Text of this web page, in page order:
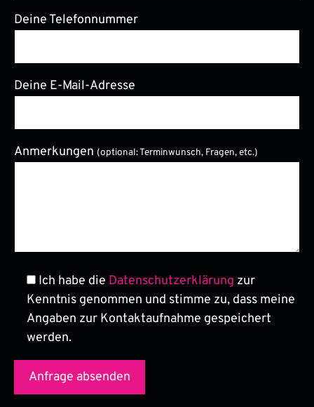
Deine Telefonnummer
Deine E-Mail-Adresse
Bitte lasse dieses Feld leer.
Anmerkungen (optional: Terminwunsch, Fragen, etc.)
Ich habe die Datenschutzerklärung zur
Kenntnis genommen und stimme zu, dass meine
Angaben zur Kontaktaufnahme gespeichert
werden.